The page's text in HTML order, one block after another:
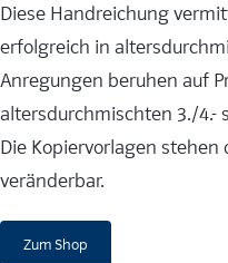
Diese Handreichung
erfolgreich in
Anregungen beruhen auf
altersdurchmischten 3./4.-
Die Kopiervorlagen
veränderbar.
Zum Shop